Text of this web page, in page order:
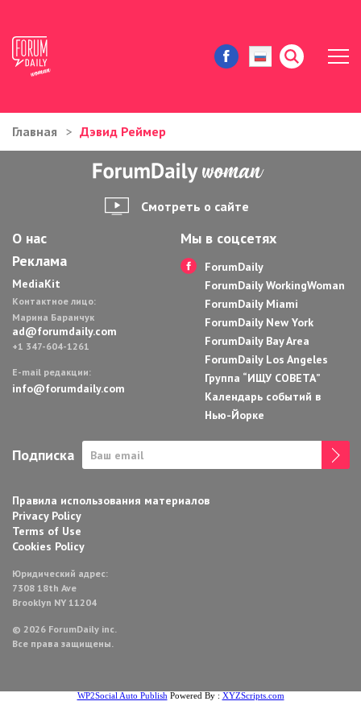
ЖИЗНЬ И ИСТОРИИ
ИММИГРАЦИЯ В США
АВТОРСКИЕ КОЛОНКИ
ЗДОРОВЬЕ И КРАСОТА
ДОМ И ЕДА
Главная Дэвид Реймер
Смотреть о сайте
О нас
Реклама
MediaKit
Контактное лицо:
Марина Баранчук
ad@forumdaily.com
+1 347-604-1261
E-mail редакции:
info@forumdaily.com
Мы в соцсетях
ForumDaily
ForumDaily WorkingWoman
ForumDaily Miami
ForumDaily New York
ForumDaily Bay Area
ForumDaily Los Angeles
Группа “ИЩУ СОВЕТА”
Календарь событий в
Нью-Йорке
Подписка
Правила использования материалов
Privacy Policy
Terms of Use
Cookies Policy
Юридический адрес:
7308 18th Ave
Brooklyn NY 11204
© 2026 ForumDaily inc.
Все права защищены.
WP2Social Auto Publish Powered By : XYZScripts.com